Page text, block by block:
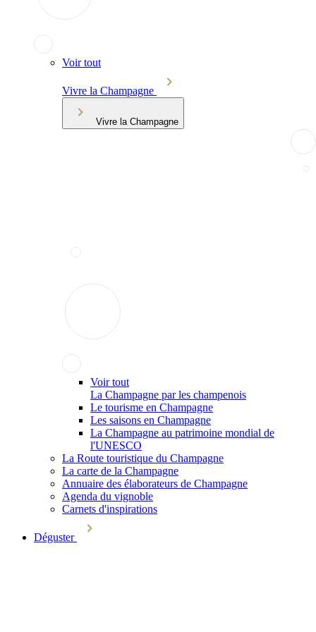
Voir tout
Vivre la Champagne
Vivre la Champagne
Voir tout
La Champagne par les champenois
Le tourisme en Champagne
Les saisons en Champagne
La Champagne au patrimoine mondial de
l'UNESCO
La Route touristique du Champagne
La carte de la Champagne
Annuaire des élaborateurs de Champagne
Agenda du vignoble
Carnets d'inspirations
Déguster